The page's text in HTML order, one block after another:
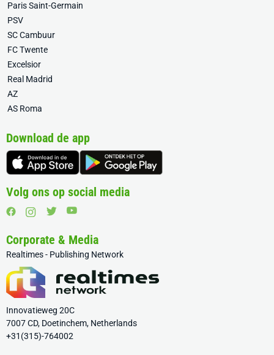
Paris Saint-Germain
PSV
SC Cambuur
FC Twente
Excelsior
Real Madrid
AZ
AS Roma
Download de app
Volg ons op social media
Corporate & Media
Realtimes - Publishing Network
Innovatieweg 20C
7007 CD, Doetinchem, Netherlands
+31(315)-764002